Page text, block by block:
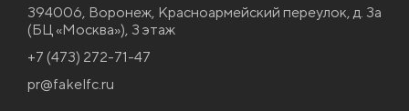
394006, Воронеж, Красноармейский переулок, д. 3а
(БЦ «Москва»), 3 этаж
+7 (473) 272-71-47
pr@fakelfc.ru